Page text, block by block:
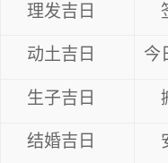
理发吉日
动土吉日 今
生子吉日
结婚吉日